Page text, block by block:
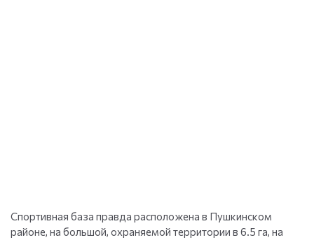
Спортивная база правда расположена в Пушкинском
районе, на большой, охраняемой территории в 6.5 га, на